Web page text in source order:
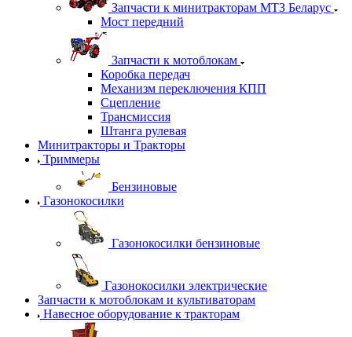
Запчасти к минитракторам МТЗ Беларус
Мост передний
Запчасти к мотоблокам
Коробка передач
Механизм переключения КПП
Сцепление
Трансмиссия
Штанга рулевая
Минитракторы и Тракторы
Триммеры
Бензиновые
Газонокосилки
Газонокосилки бензиновые
Газонокосилки электрические
Запчасти к мотоблокам и культиваторам
Навесное оборудование к тракторам